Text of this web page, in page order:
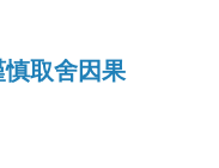
取舍因果